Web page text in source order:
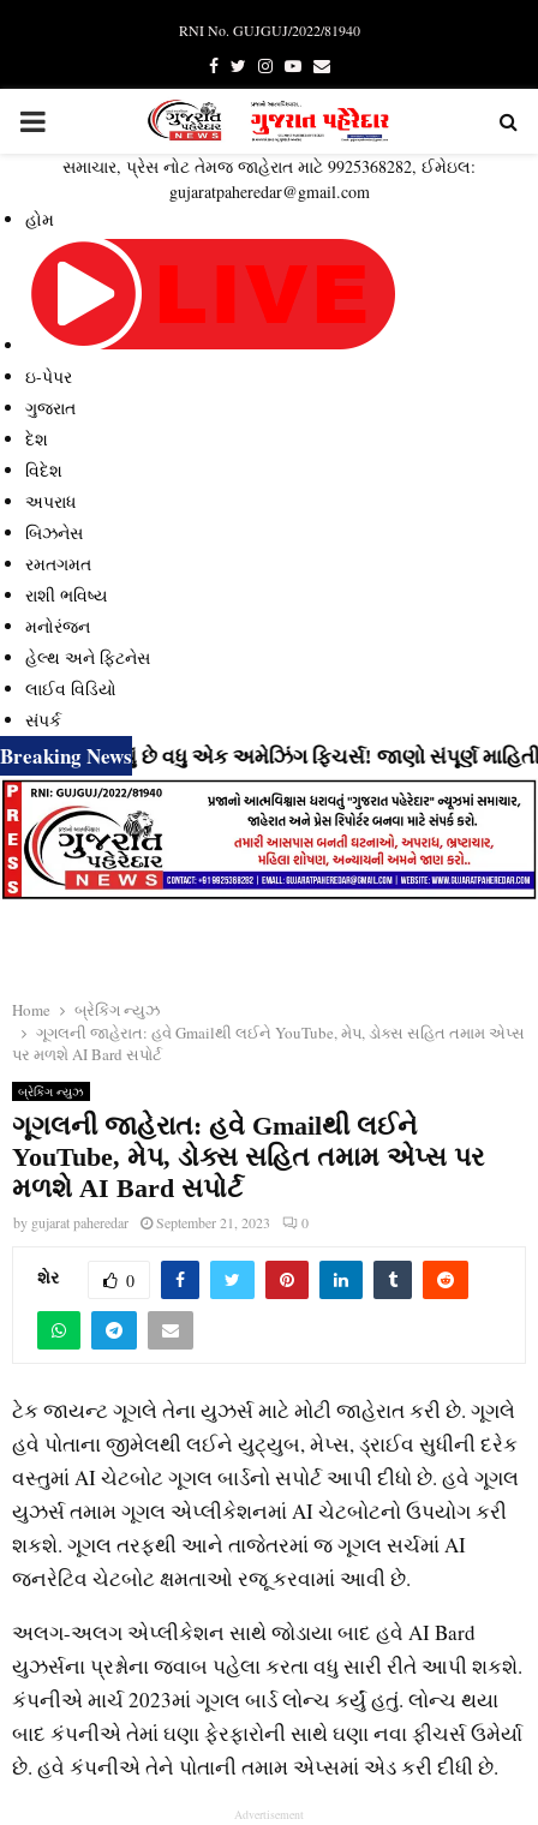
RNI No. GUJGUJ/2022/81940
Facebook
TwitterInstagram
YoutubeEmail
PRIMARY
MENU
સમાચાર, પ્રેસ નોટ તેમજ જાહેરાત માટે 9925368282, ઈમેઇલ:
gujaratpaheredar@gmail.com
હોમ
ઇ-પેપર
ગુજરાત
દેશ
વિદેશ
અપરાધ
બિઝનેસ
રમતગમત
રાશી ભવિષ્ય
મનોરંજન
હેલ્થ અને ફિટનેસ
લાઈવ વિડિયો
સંપર્ક
Breaking News
રહ્યું છે વધુ એક અમેઝિંગ ફિચર્સ! જાણો સંપૂર્ણ માહિતી ⇝
Home
બ્રેકિંગ ન્યુઝ
ગૂગલની જાહેરાત: હવે Gmailથી લઈને YouTube, મેપ, ડોક્સ સહિત તમામ એપ્સ
પર મળશે AI Bard સપોર્ટ
બ્રેકિંગ ન્યુઝ
ગૂગલની જાહેરાત: હવે Gmailથી લઈને
YouTube, મેપ, ડોક્સ સહિત તમામ એપ્સ પર
મળશે AI Bard સપોર્ટ
by gujarat paheredar September 21, 2023 0
શેર 0
ટેક જાયન્ટ ગૂગલે તેના યુઝર્સ માટે મોટી જાહેરાત કરી છે. ગૂગલે
હવે પોતાના જીમેલથી લઈને યુટ્યુબ, મેપ્સ, ડ્રાઈવ સુધીની દરેક
વસ્તુમાં AI ચેટબોટ ગૂગલ બાર્ડનો સપોર્ટ આપી દીધો છે. હવે ગૂગલ
યુઝર્સ તમામ ગૂગલ એપ્લીકેશનમાં AI ચેટબોટનો ઉપયોગ કરી
શકશે. ગૂગલ તરફથી આને તાજેતરમાં જ ગૂગલ સર્ચમાં AI
જનરેટિવ ચેટબોટ ક્ષમતાઓ રજૂ કરવામાં આવી છે.
અલગ-અલગ એપ્લીકેશન સાથે જોડાયા બાદ હવે AI Bard
યુઝર્સના પ્રશ્નોના જવાબ પહેલા કરતા વધુ સારી રીતે આપી શકશે.
કંપનીએ માર્ચ 2023માં ગૂગલ બાર્ડ લોન્ચ કર્યું હતું. લોન્ચ થયા
બાદ કંપનીએ તેમાં ઘણા ફેરફારોની સાથે ઘણા નવા ફીચર્સ ઉમેર્યા
છે. હવે કંપનીએ તેને પોતાની તમામ એપ્સમાં એડ કરી દીધી છે.
Advertisement